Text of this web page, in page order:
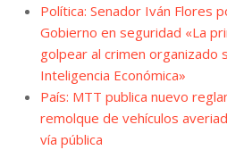
Política: Senador Iván Flores
Gobierno en seguridad «La
golpear al crimen organizado
Inteligencia Económica»
País: MTT publica nuevo
remolque de vehículos
vía pública